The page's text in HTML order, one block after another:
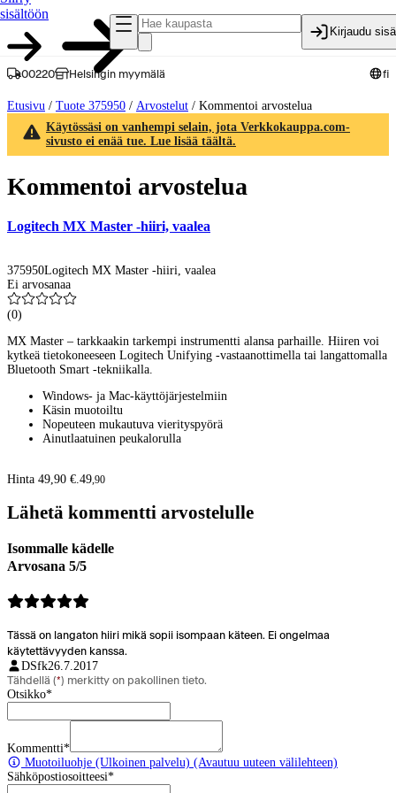
sisältöön
Kirjaudu
00220 Helsingin myymälä fi
Etusivu / Tuote 375950 / Arvostelut / Kommentoi arvostelua
Käytössäsi on vanhempi selain, jota Verkkokauppa.com-
sivusto ei enää tue. Lue lisää täältä.
Kommentoi arvostelua
Logitech MX Master -hiiri, vaalea
375950Logitech MX Master -hiiri, vaalea
Ei arvosanaa
(0)
MX Master – tarkkaakin tarkempi instrumentti alansa parhaille. Hiiren voi
kytkeä tietokoneeseen Logitech Unifying -vastaanottimella tai langattomalla
Bluetooth Smart -tekniikalla.
Windows- ja Mac-käyttöjärjestelmiin
Käsin muotoiltu
Nopeuteen mukautuva vierityspyörä
Ainutlaatuinen peukalorulla
Hinta 49,90 €. 49,90
Lähetä kommentti arvostelulle
Isommalle kädelle
Arvosana 5/5
Tässä on langaton hiiri mikä sopii isompaan käteen. Ei ongelmaa
käytettävyyden kanssa.
DSfk26.7.2017
Tähdellä (*) merkitty on pakollinen tieto.
Otsikko*
Kommentti*
Muotoiluohje (Ulkoinen palvelu) (Avautuu uuteen välilehteen)
Sähköpostiosoitteesi*